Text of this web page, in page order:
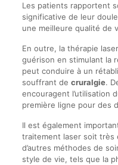
Les patients rapportent
significative de leur
une meilleure qualité de
En outre, la thérapie
guérison en stimulant la
peut conduire à un
souffrant de cruralgie.
encouragent l’utilisation
première ligne pour des
Il est également
traitement laser soit très
d’autres méthodes de
style de vie, tels que la